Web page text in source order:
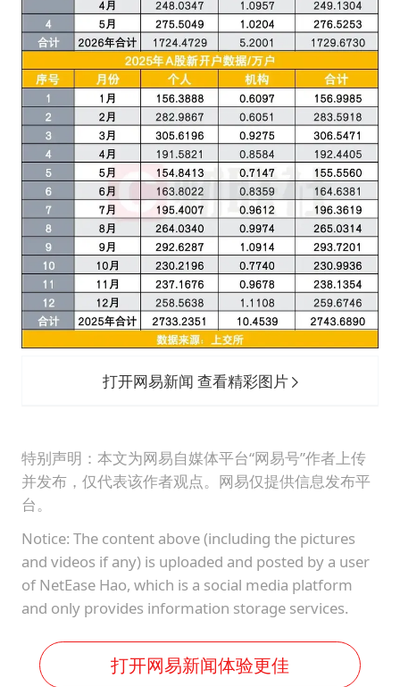
打开网易新闻 查看精彩图片
特别声明：本文为网易自媒体平台“网易号”作者上传
并发布，仅代表该作者观点。网易仅提供信息发布平
台。
Notice: The content above (including the pictures
and videos if any) is uploaded and posted by a user
of NetEase Hao, which is a social media platform
and only provides information storage services.
打开网易新闻体验更佳